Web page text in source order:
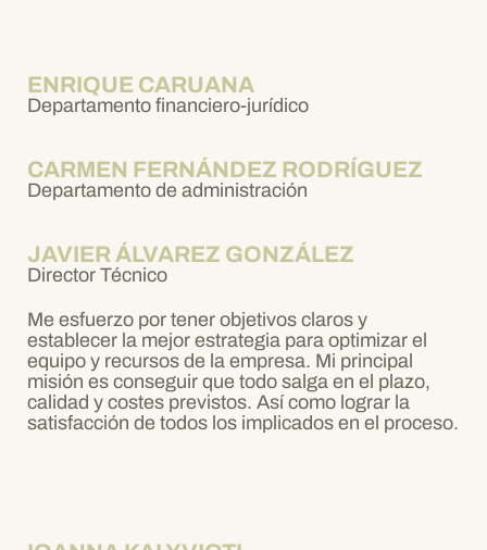
ENRIQUE CARUANA
Departamento financiero-jurídico
CARMEN FERNÁNDEZ RODRÍGUEZ
Departamento de administración
JAVIER ÁLVAREZ GONZÁLEZ
Director Técnico
Me esfuerzo por tener objetivos claros y
establecer la mejor estrategia para optimizar el
equipo y recursos de la empresa. Mi principal
misión es conseguir que todo salga en el plazo,
calidad y costes previstos. Así como lograr la
satisfacción de todos los implicados en el proceso.